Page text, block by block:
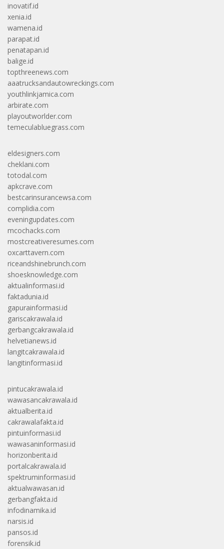
inovatif.id
xenia.id
wamena.id
parapat.id
penatapan.id
balige.id
topthreenews.com
aaatrucksandautowreckings.com
youthlinkjamica.com
arbirate.com
playoutworlder.com
temeculabluegrass.com
eldesigners.com
cheklani.com
totodal.com
apkcrave.com
bestcarinsurancewsa.com
complidia.com
eveningupdates.com
mcochacks.com
mostcreativeresumes.com
oxcarttavern.com
riceandshinebrunch.com
shoesknowledge.com
aktualinformasi.id
faktadunia.id
gapurainformasi.id
gariscakrawala.id
gerbangcakrawala.id
helvetianews.id
langitcakrawala.id
langitinformasi.id
pintucakrawala.id
wawasancakrawala.id
aktualberita.id
cakrawalafakta.id
pintuinformasi.id
wawasaninformasi.id
horizonberita.id
portalcakrawala.id
spektruminformasi.id
aktualwawasan.id
gerbangfakta.id
infodinamika.id
narsis.id
pansos.id
forensik.id